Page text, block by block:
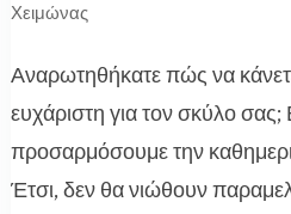
Χειμώνας
Αναρωτηθήκατε πώς να
ευχάριστη για τον σκύλο σας;
προσαρμόσουμε την
Έτσι, δεν θα νιώθουν